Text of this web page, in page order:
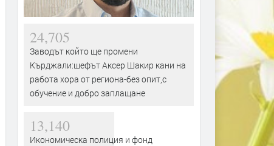
24,705
Заводът който ще промени
Кърджали:шефът Аксер Шакир кани на
работа хора от региона-без опит,с
обучение и добро заплащане
13,140
Икономическа полиция и фонд